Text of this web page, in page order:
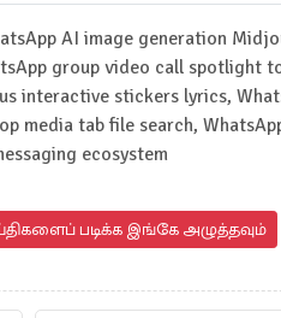
AI image generation
group video call spotlight
interactive stickers lyrics,
media tab file search,
ecosystem
படிக்க இங்கே அழுத்தவும்